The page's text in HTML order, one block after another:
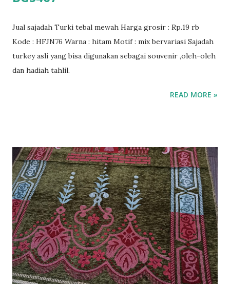
Jual sajadah Turki tebal mewah Harga grosir : Rp.19 rb
Kode : HFJN76 Warna : hitam Motif : mix bervariasi Sajadah
turkey asli yang bisa digunakan sebagai souvenir ,oleh-oleh
dan hadiah tahlil.
READ MORE »